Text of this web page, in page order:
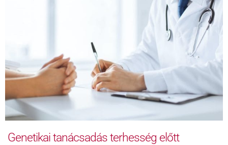
Genetikai tanácsadás terhesség előtt